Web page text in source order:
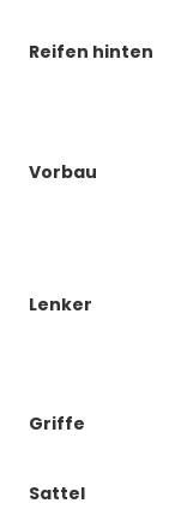
Reifen hinten
Vorbau
Lenker
Griffe
Sattel